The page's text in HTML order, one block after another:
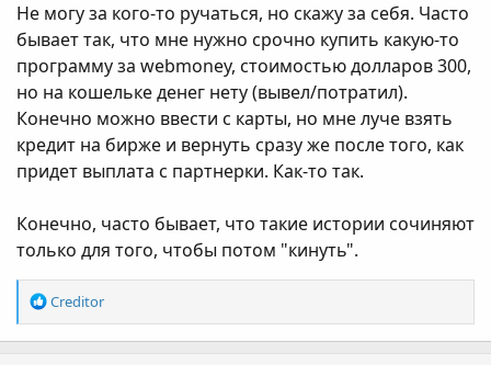
Не могу за кого-то ручаться, но скажу за себя. Часто
бывает так, что мне нужно срочно купить какую-то
программу за webmoney, стоимостью долларов 300,
но на кошельке денег нету (вывел/потратил).
Конечно можно ввести с карты, но мне луче взять
кредит на бирже и вернуть сразу же после того, как
придет выплата с партнерки. Как-то так.
Конечно, часто бывает, что такие истории сочиняют
только для того, чтобы потом "кинуть".
Р
е
а
Creditor